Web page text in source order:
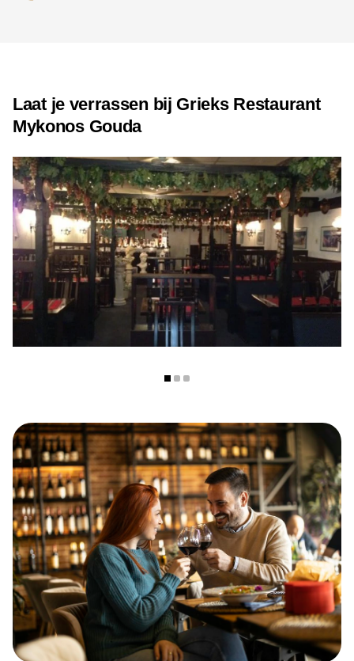
Laat je verrassen bij Grieks Restaurant
Mykonos Gouda